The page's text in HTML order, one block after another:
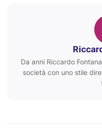
Da anni Riccardo
società con uno stile